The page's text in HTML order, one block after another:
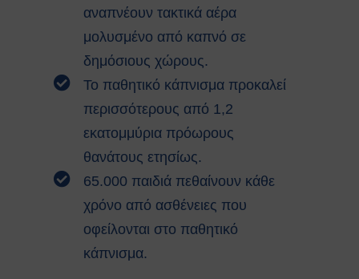
Εργαστηριακή Ασφάλεια
Βιολογική Ασφάλεια
Ραδιολογική Ασφάλεια
Ασφάλεια στη χρήση εξοπλισμού
Εργονομία
Μηχανολογική Ασφάλεια
Ασφαλής συντήρηση
Ηλεκτρικοί κίνδυνοι
Πυρασφάλεια
Τεχνοστρές
ΝΟΜΟΘΕΣΙΑ
αναπνέουν τακτικά αέρα
μολυσμένο από καπνό σε
δημόσιους χώρους.
Το παθητικό κάπνισμα προκαλεί
περισσότερους από 1,2
εκατομμύρια πρόωρους
θανάτους ετησίως.
65.000 παιδιά πεθαίνουν κάθε
χρόνο από ασθένειες που
οφείλονται στο παθητικό
κάπνισμα.